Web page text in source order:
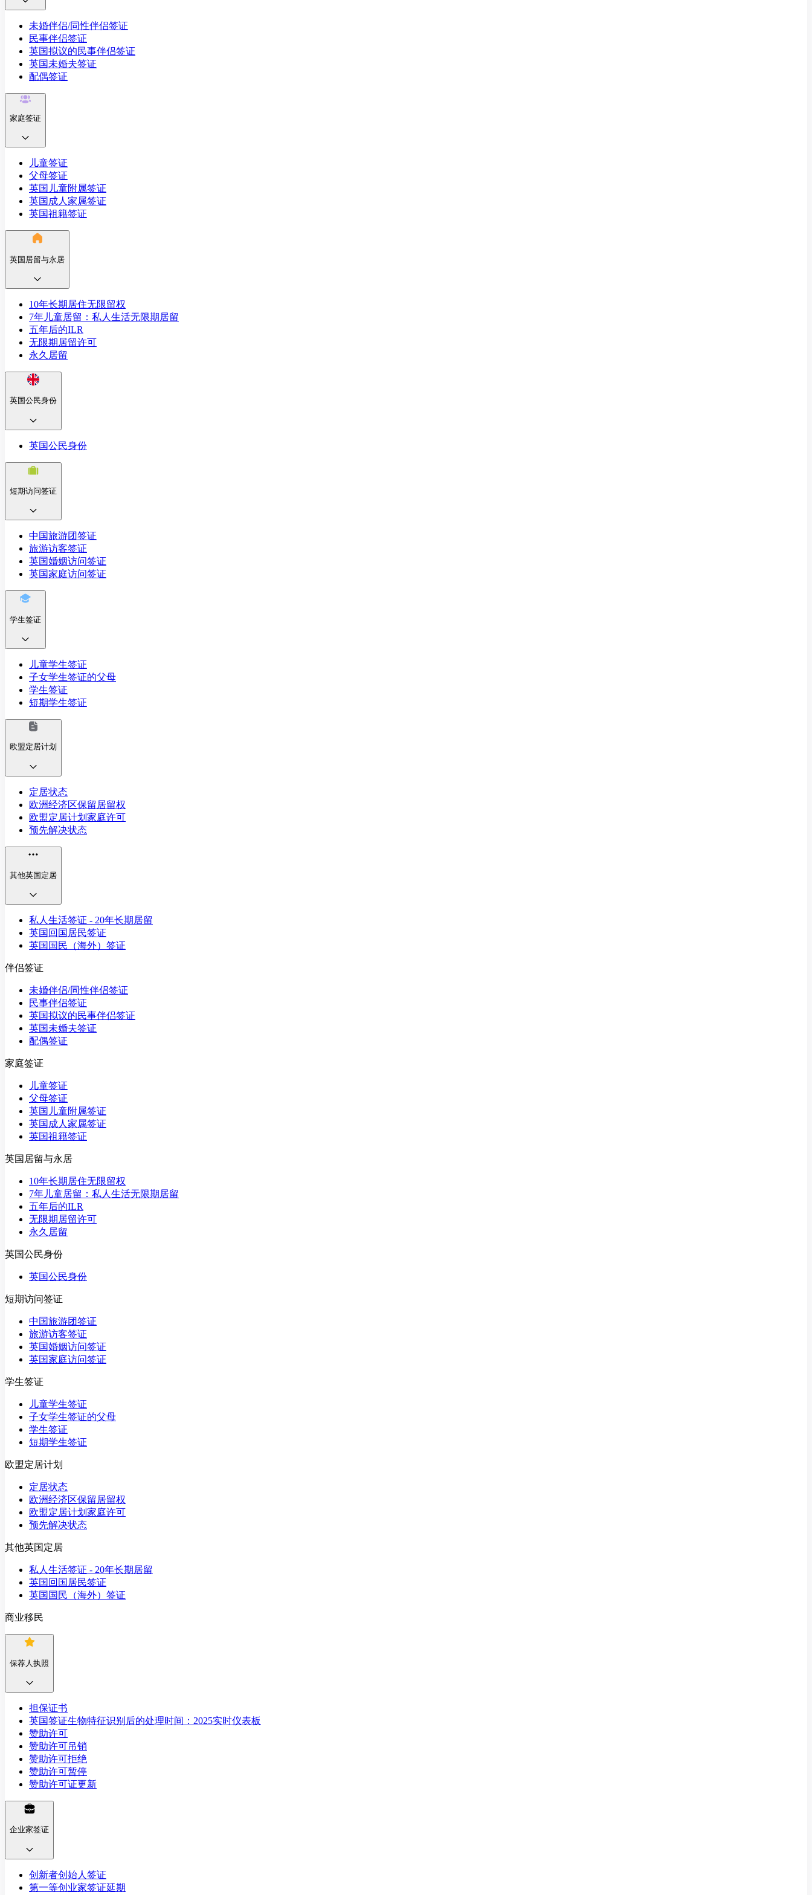
未婚伴侣/同性伴侣签证
民事伴侣签证
英国拟议的民事伴侣签证
英国未婚夫签证
配偶签证
家庭签证
儿童签证
父母签证
英国儿童附属签证
英国成人家属签证
英国祖籍签证
英国居留与永居
10年长期居住无限留权
7年儿童居留：私人生活无限期居留
五年后的ILR
无限期居留许可
永久居留
英国公民身份
英国公民身份
短期访问签证
中国旅游团签证
旅游访客签证
英国婚姻访问签证
英国家庭访问签证
学生签证
儿童学生签证
子女学生签证的父母
学生签证
短期学生签证
欧盟定居计划
定居状态
欧洲经济区保留居留权
欧盟定居计划家庭许可
预先解决状态
其他英国定居
私人生活签证 - 20年长期居留
英国回国居民签证
英国国民（海外）签证
伴侣签证
未婚伴侣/同性伴侣签证
民事伴侣签证
英国拟议的民事伴侣签证
英国未婚夫签证
配偶签证
家庭签证
儿童签证
父母签证
英国儿童附属签证
英国成人家属签证
英国祖籍签证
英国居留与永居
10年长期居住无限留权
7年儿童居留：私人生活无限期居留
五年后的ILR
无限期居留许可
永久居留
英国公民身份
英国公民身份
短期访问签证
中国旅游团签证
旅游访客签证
英国婚姻访问签证
英国家庭访问签证
学生签证
儿童学生签证
子女学生签证的父母
学生签证
短期学生签证
欧盟定居计划
定居状态
欧洲经济区保留居留权
欧盟定居计划家庭许可
预先解决状态
其他英国定居
私人生活签证 - 20年长期居留
英国回国居民签证
英国国民（海外）签证
商业移民
保荐人执照
担保证书
英国签证生物特征识别后的处理时间：2025实时仪表板
赞助许可
赞助许可吊销
赞助许可拒绝
赞助许可暂停
赞助许可证更新
企业家签证
创新者创始人签证
第一等创业家签证延期